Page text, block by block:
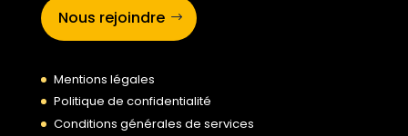
Nous rejoindre
Mentions légales
Politique de confidentialité
Conditions générales de services